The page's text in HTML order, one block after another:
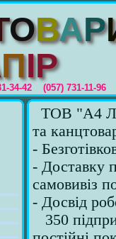
ОВАР
ПIР
34-42 (057) 731-11-96
ТОВ "А4
та
-
- Доставку
самовивіз
- Досвід
350